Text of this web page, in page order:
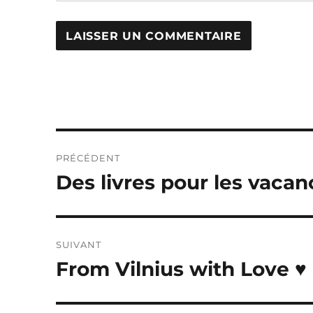
de
PRÉCÉDENT
Publication
Des livres pour les
SUIVANT
Publication
From Vilnius with Love ♥